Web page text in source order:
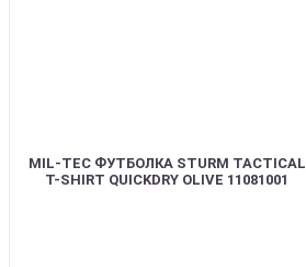
MIL-TEC ФУТБОЛКА STURM TACTICAL
T-SHIRT QUICKDRY OLIVE 11081001